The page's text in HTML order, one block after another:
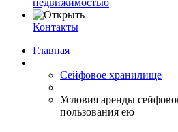
недвижимостью
Контакты
Главная
Сейфовое хранилище
Условия аренды
пользования ею